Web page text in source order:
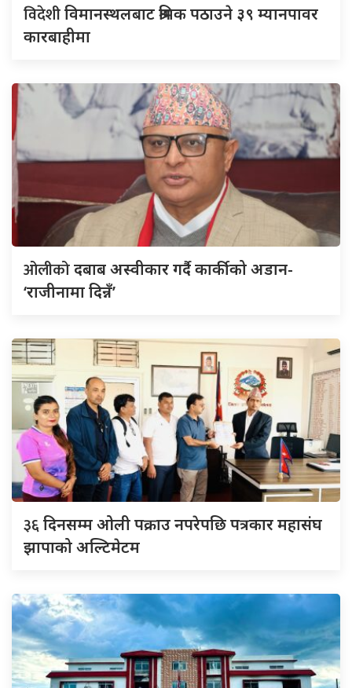
विदेशीविमानस्थलबाट श्रमिक पठाउने ३९ म्यानपावर
कारबाहीमा
ओलीकोदबाब अस्वीकार गर्दै कार्कीको अडान-
‘राजीनामा दिन्नँ’
३६दिनसम्म ओली पक्राउ नपरेपछि पत्रकार महासंघ
झापाको अल्टिमेटम